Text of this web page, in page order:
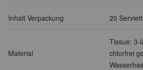
Inhalt Verpackung 20
Material
Tissue: 3-
chlorfrei